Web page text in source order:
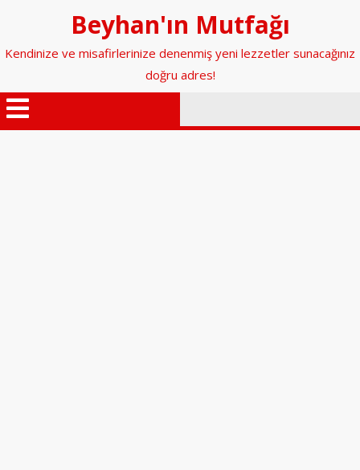
Beyhan'ın Mutfağı
Kendinize ve misafirlerinize denenmiş yeni lezzetler sunacağınız
doğru adres!
Menüyü